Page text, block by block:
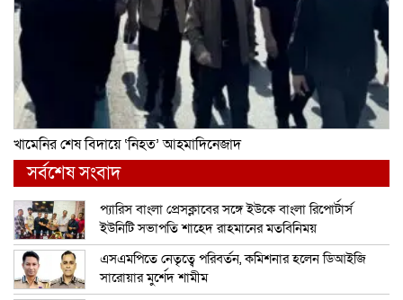
খামেনির শেষ বিদায়ে ‘নিহত’ আহমাদিনেজাদ
সর্বশেষ সংবাদ
প্যারিস বাংলা প্রেসক্লাবের সঙ্গে ইউকে বাংলা রিপোর্টার্স
ইউনিটি সভাপতি শাহেদ রাহমানের মতবিনিময়
এসএমপিতে নেতৃত্বে পরিবর্তন, কমিশনার হলেন ডিআইজি
সারোয়ার মুর্শেদ শামীম